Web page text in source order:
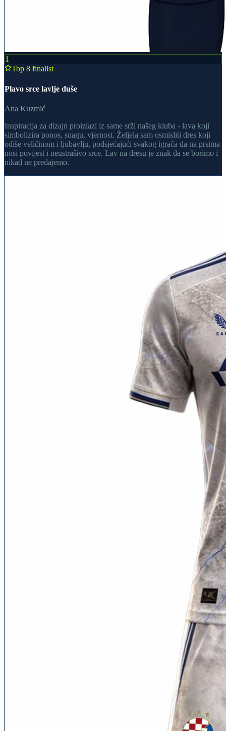
1
Top 8 finalist
Plavo srce lavlje duše
Ana Kuzmić
Inspiracija za dizajn proizlazi iz same srži našeg kluba - lava koji
simbolizira ponos, snagu, vjernost. Željela sam osmisliti dres koji
odiše veličinom i ljubavlju, podsjećajući svakog igrača da na prsima
nosi povijest i neustrašivo srce. Lav na dresu je znak da se borimo i
nikad ne predajemo.